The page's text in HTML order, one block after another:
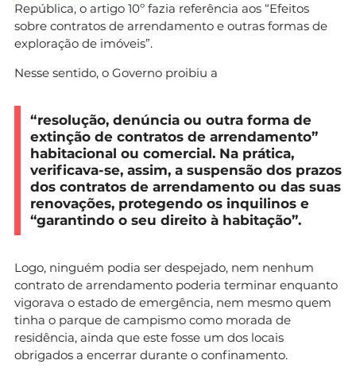
República, o artigo 10º fazia referência aos “Efeitos
sobre contratos de arrendamento e outras formas de
exploração de imóveis”.
Nesse sentido, o Governo proibiu a
“resolução, denúncia ou outra forma de
extinção de contratos de arrendamento”
habitacional ou comercial. Na prática,
verificava-se, assim, a suspensão dos prazos
dos contratos de arrendamento ou das suas
renovações, protegendo os inquilinos e
“garantindo o seu direito à habitação”.
Logo, ninguém podia ser despejado, nem nenhum
contrato de arrendamento poderia terminar enquanto
vigorava o estado de emergência, nem mesmo quem
tinha o parque de campismo como morada de
residência, ainda que este fosse um dos locais
obrigados a encerrar durante o confinamento.